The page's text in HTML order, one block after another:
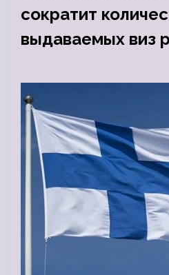
сократит
выдаваемых виз